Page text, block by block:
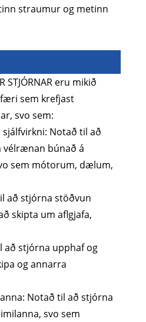
straumur og metinn
STJÓRNAR eru mikið
sem krefjast
svo sem:
Notað til að
vélrænan búnað á
sem mótorum, dælum,
að stjórna stöðvun
skipta um aflgjafa,
að stjórna upphaf og
og annarra
Notað til að stjórna
svo sem